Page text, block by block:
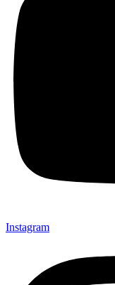
Instagram